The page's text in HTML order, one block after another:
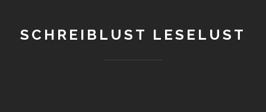
SCHREIBLUST LESELUST